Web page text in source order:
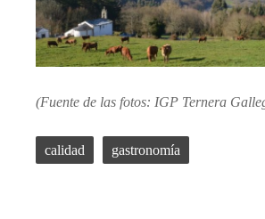
(Fuente de las fotos: IGP Ternera
calidad gastronomía